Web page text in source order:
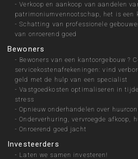
-Verkoop en aankoop van aandelen
patrimoniumvennootschap, het is een
-Schatting van professionele
van onroerend goed
Bewoners
- Bewoners van een kantoorgebouw ?
servicekostenafrekeningen: vind
geld met de hulp van een specialist
-Vastgoedkosten optimaliseren in
stress
-Opnieuw onderhandelen over
-Onderverhuring, vervroegde afkoop,
-Onroerend goed jacht
Investeerders
- Laten we samen investeren!